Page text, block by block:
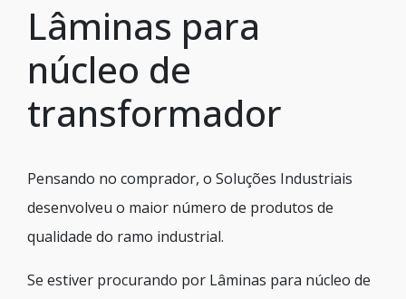
Lâminas para
núcleo de
transformador
Pensando no comprador, o Soluções Industriais
desenvolveu o maior número de produtos de
qualidade do ramo industrial.
Se estiver procurando por Lâminas para núcleo de